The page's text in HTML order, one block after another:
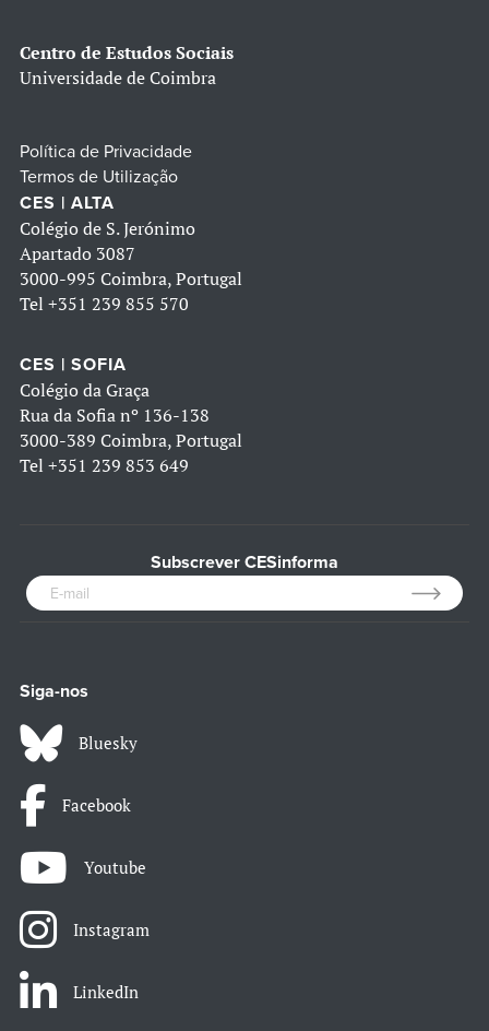
Centro de Estudos Sociais
Universidade de Coimbra
Política de Privacidade
Termos de Utilização
CES | ALTA
Colégio de S. Jerónimo
Apartado 3087
3000-995 Coimbra, Portugal
Tel +351 239 855 570
CES | SOFIA
Colégio da Graça
Rua da Sofia nº 136-138
3000-389 Coimbra, Portugal
Tel +351 239 853 649
Subscrever CESinforma
Siga-nos
Bluesky
Facebook
Youtube
Instagram
LinkedIn